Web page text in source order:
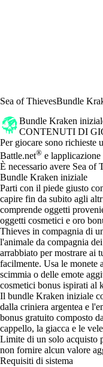
Sea of ThievesBundle
Bundle Kraken
CONTENUTI DI
Prezzo
Available actions
Per giocare sono richieste
Battle.net® e
È necessario avere Sea of
Bundle Kraken iniziale
Parti con il piede giusto
capire fin da subito agli
comprende oggetti
oggetti cosmetici e oro
Thieves in compagnia di
l'animale da compagnia
arrabbiato per mostrare ai
facilmente. Usa le monete
scimmia o delle emote
cosmetici bonus ispirati al
Il bundle Kraken iniziale
dalla criniera argentea e
bonus gratuito composto
cappello, la giacca e le
Limite di un solo acquisto
non fornire alcun valore
Requisiti di sistema